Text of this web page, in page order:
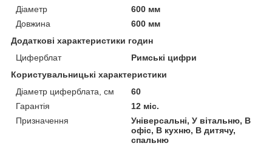
Діаметр
600 мм
Довжина
600 мм
Додаткові характеристики годин
Циферблат
Римські цифри
Користувальницькі характеристики
Діаметр циферблата, см
60
Гарантія
12 міс.
Призначення
Універсальні, У вітальню, В
офіс, В кухню, В дитячу,
спальню